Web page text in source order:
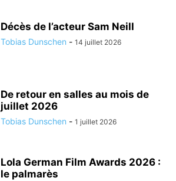
Décès de l’acteur Sam Neill
Tobias Dunschen - 14 juillet 2026
De retour en salles au mois de
juillet 2026
Tobias Dunschen - 1 juillet 2026
Lola German Film Awards 2026 :
le palmarès